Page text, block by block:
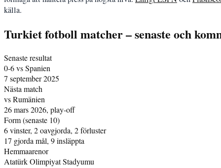
källa.
Turkiet fotboll matcher – senaste och
Senaste resultat
0-6 vs Spanien
7 september 2025
Nästa match
vs Rumänien
26 mars 2026, play-off
Form (senaste 10)
6 vinster, 2 oavgjorda, 2 förluster
17 gjorda mål, 9 insläppta
Hemmaarenor
Atatürk Olimpiyat Stadyumu